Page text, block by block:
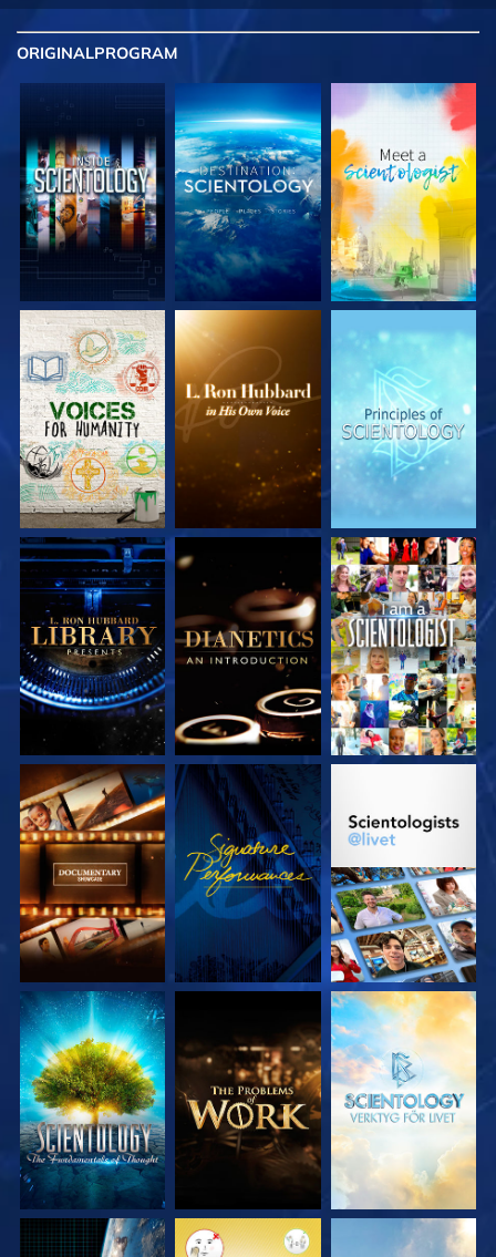
ORIGINALPROGRAM
UTFORSKA
SERIEN
UTFORSKA
SERIEN
UTFORSKA
SERIEN
UTFORSKA
SERIEN
UTFORSKA
SERIEN
TITTA
UTFORSKA
SERIEN
TITTA
UTFORSKA
UTFORSKA
SERIEN
UTFORSKA
SERIEN
UTFORSKA
SERIEN